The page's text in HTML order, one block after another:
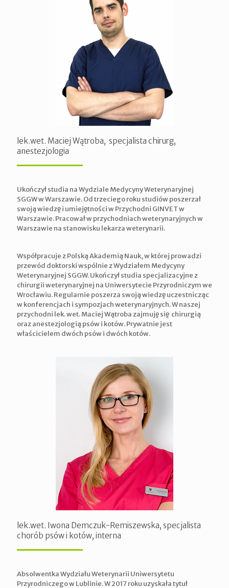
lek.wet. Maciej Wątroba, specjalista chirurg,
anestezjologia
Ukończył studia na Wydziale Medycyny Weterynaryjnej
SGGW w Warszawie. Od trzeciego roku studiów poszerzał
swoją wiedzę i umiejętności w Przychodni GINVET w
Warszawie. Pracował w przychodniach weterynaryjnych w
Warszawie na stanowisku lekarza weterynarii.
Współpracuje z Polską Akademią Nauk, w której prowadzi
przewód doktorski wspólnie z Wydziałem Medycyny
Weterynaryjnej SGGW. Ukończył studia specjalizacyjne z
chirurgii weterynaryjnej na Uniwersytecie Przyrodniczym we
Wrocławiu. Regularnie poszerza swoją wiedzę uczestnicząc
w konferencjach i sympozjach weterynaryjnych. W naszej
przychodni lek. wet. Maciej Wątroba zajmuję się chirurgią
oraz anestezjologią psów i kotów. Prywatnie jest
właścicielem dwóch psów i dwóch kotów.
lek.wet. Iwona Demczuk-Remiszewska, specjalista
chorób psów i kotów, interna
Absolwentka Wydziału Weterynarii Uniwersytetu
Przyrodniczego w Lublinie. W 2017 roku uzyskała tytuł